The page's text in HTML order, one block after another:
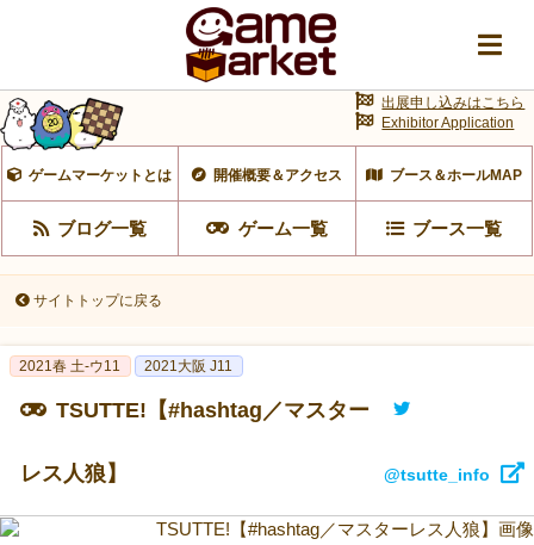
ゲームマーケットとは 開催概要＆アクセス ブース＆ホールMAP
ブログ一覧 ゲーム一覧 ブース一覧
出展申し込みはこちら
Exhibitor Application
サイトトップに戻る
2021春 土-ウ11 2021大阪 J11
TSUTTE!【#hashtag／マスター
レス人狼】 @tsutte_info